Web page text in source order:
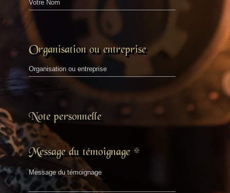
Organisation ou entreprise
Note personnelle
Message du témoignage *